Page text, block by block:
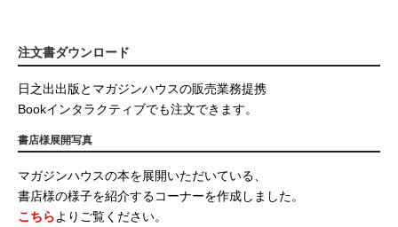
注文書ダウンロード
日之出出版とマガジンハウスの販売業務提携
Bookインタラクティブでも注文できます。
書店様展開写真
マガジンハウスの本を展開いただいている、
書店様の様子を紹介するコーナーを作成しました。
こちらよりご覧ください。